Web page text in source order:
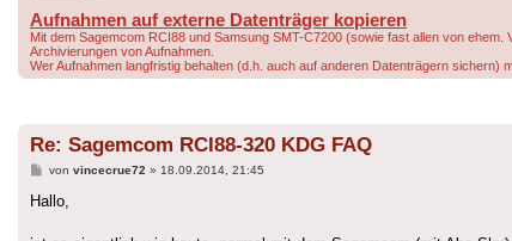
Aufnahmen auf externe Datenträger kopieren
Mit dem Sagemcom RCI88 und Samsung SMT-C7200 (sowie fast allen von
Archivierungen von Aufnahmen.
Wer Aufnahmen langfristig behalten (d.h. auch auf anderen Datenträgern sichern)
Re: Sagemcom RCI88-320 KDG FAQ
Beitrag
von vincecrue72 » 18.09.2014, 21:45
Hallo,